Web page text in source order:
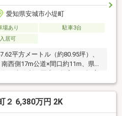
愛知県安城市小堤町
場あり
駐車3台
居可
平方メートル（約80.95坪）、
西側17m公道×間口約11m、県道
7ヶ所・浴室5ヶ所）でシェアハ
住まいに好適、使い方自由自
10分・名鉄「南安城」駅徒歩約
集・開業の初動が早い・48号線
２ 6,380万円 2K